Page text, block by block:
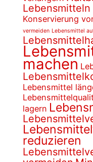
Lebensmitteln
Konservierung
vermeiden Lebensmittel
machen
Lebensmittel
lagern
reduzieren